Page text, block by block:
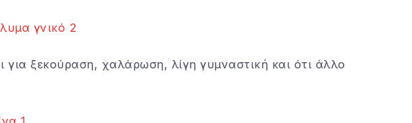
για ξεκούραση, χαλάρωση, λίγη γυμναστική και ότι άλλο